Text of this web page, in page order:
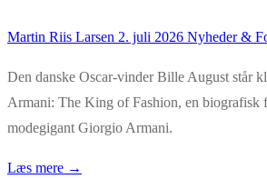
Martin Riis Larsen 2. juli 2026 Nyheder &
Den danske Oscar-vinder Bille August står
Armani: The King of Fashion, en biografisk
modegigant Giorgio Armani.
Læs mere →